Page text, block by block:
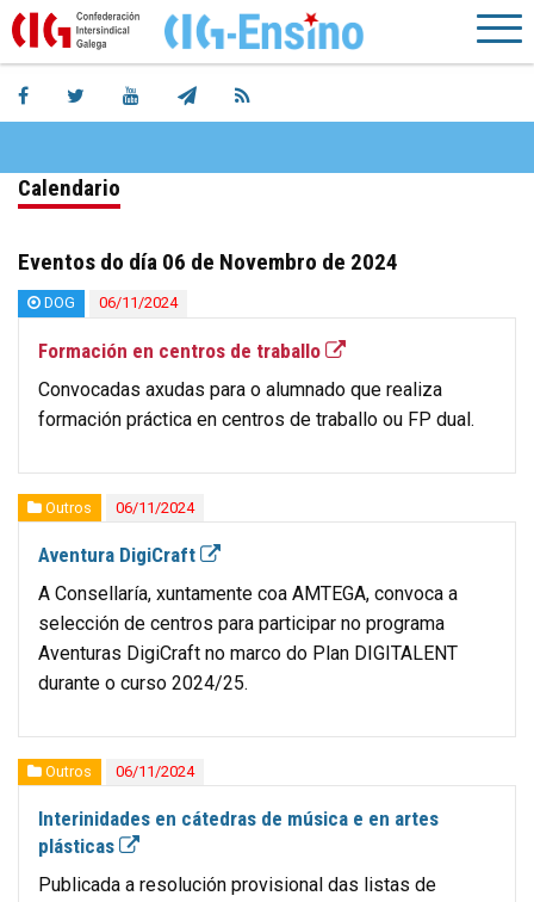
Calendario
Eventos do día 06 de Novembro de 2024
DOG 06/11/2024
Formación en centros de traballo
Convocadas axudas para o alumnado que realiza
formación práctica en centros de traballo ou FP dual.
Outros 06/11/2024
Aventura DigiCraft
A Consellaría, xuntamente coa AMTEGA, convoca a
selección de centros para participar no programa
Aventuras DigiCraft no marco do Plan DIGITALENT
durante o curso 2024/25.
Outros 06/11/2024
Interinidades en cátedras de música e en artes
plásticas
Publicada a resolución provisional das listas de